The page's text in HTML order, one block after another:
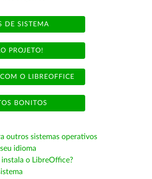
DE SISTEMA
PROJETO!
O LIBREOFFICE
BONITOS
outros sistemas operativos
idioma
instala o LibreOffice?